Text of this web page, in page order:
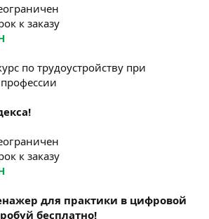
к заказу
по трудоустройству при
к заказу
для практики в цифровой
бесплатно!